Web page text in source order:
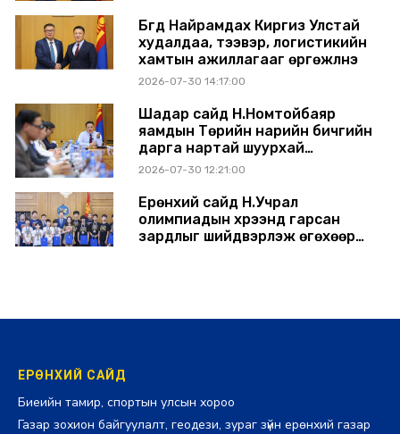
Бүгд Найрамдах Киргиз Улстай
худалдаа, тээвэр, логистикийн
хамтын ажиллагааг өргөжүүлнэ
2026-07-30 14:17:00
Шадар сайд Н.Номтойбаяр
яамдын Төрийн нарийн бичгийн
дарга нартай шуурхай
хуралдлаа
2026-07-30 12:21:00
Ерөнхий сайд Н.Учрал
олимпиадын хүрээнд гарсан
зардлыг шийдвэрлэж өгөхөөр
ЕРӨНХИЙ САЙД
Биеийн тамир, спортын улсын хороо
Газар зохион байгуулалт, геодези, зураг зүйн ерөнхий газар